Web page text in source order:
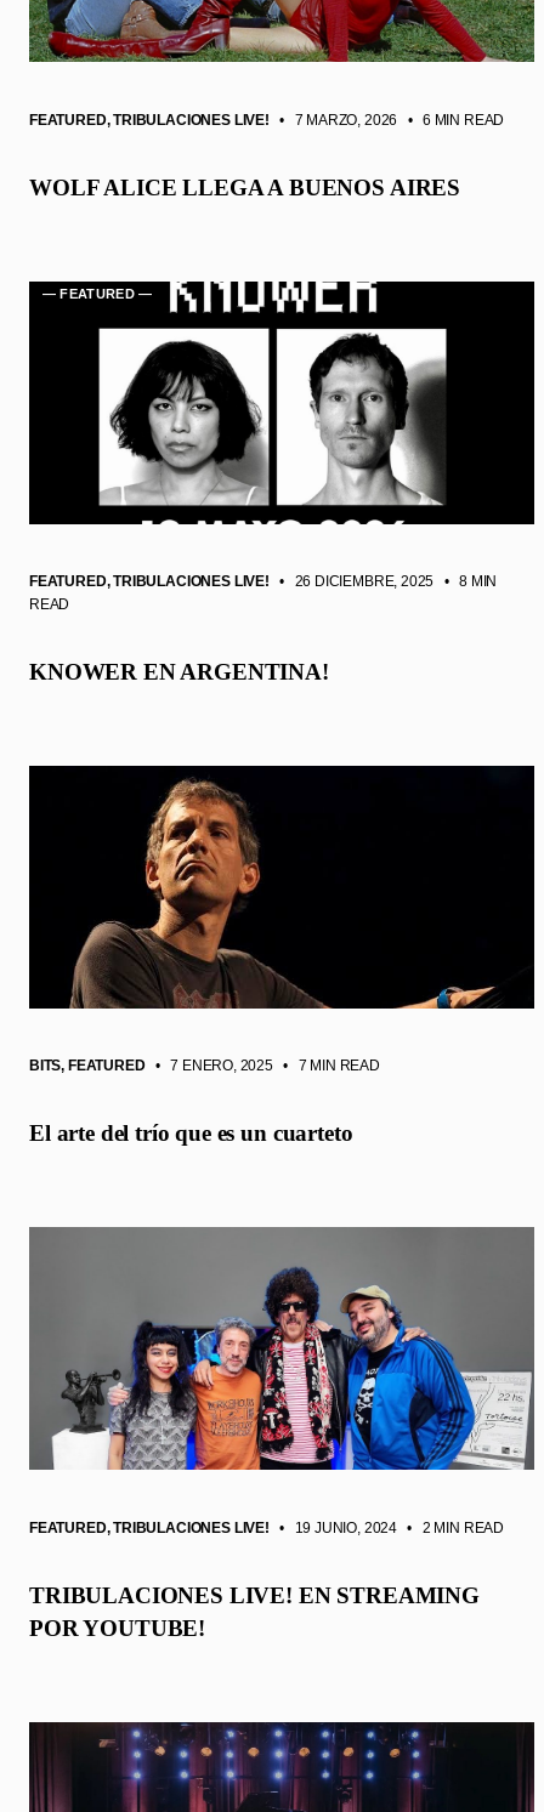
FEATURED,TRIBULACIONES LIVE! • 7 MARZO, 2026 • 6 MIN READ
WOLF ALICE LLEGA A BUENOS AIRES
FEATURED,TRIBULACIONES LIVE! • 26 DICIEMBRE, 2025 • 8 MIN
READ
KNOWER EN ARGENTINA!
— FEATURED —
BITS, FEATURED • 7 ENERO, 2025 • 7 MIN READ
El arte del trío que es un cuarteto
FEATURED,TRIBULACIONES LIVE! • 19 JUNIO, 2024 • 2 MIN READ
TRIBULACIONES LIVE! EN STREAMING
POR YOUTUBE!